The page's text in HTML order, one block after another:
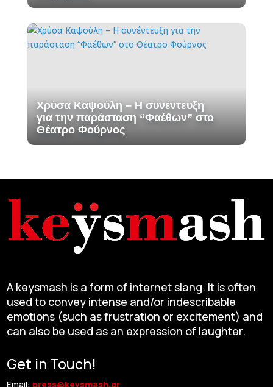
Χρύσα Καψούλη – Η συνέντευξη
για την παράσταση “Φαέθων” στο
Θέατρο Φούρνος
A keysmash is a form of internet slang. It is often
used to convey intense and/or indescribable
emotions (such as frustration or excitement) and
can also be used as an expression of laughter.
Get in Touch!
Email: press@keysmash.gr